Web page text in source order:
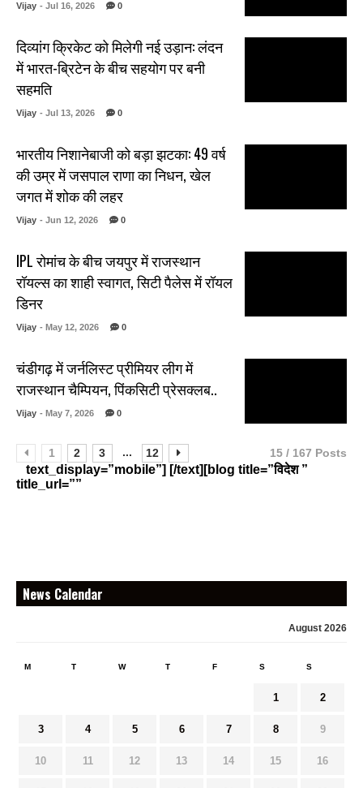
Vijay - Jul 16, 2026 0
दिव्यांग क्रिकेट को मिलेगी नई उड़ान: लंदन
में भारत-ब्रिटेन के बीच सहयोग पर बनी
सहमति
Vijay - Jul 13, 2026 0
भारतीय निशानेबाजी को बड़ा झटका: 49 वर्ष
की उम्र में जसपाल राणा का निधन, खेल
जगत में शोक की लहर
Vijay - Jun 12, 2026 0
IPL रोमांच के बीच जयपुर में राजस्थान
रॉयल्स का शाही स्वागत, सिटी पैलेस में रॉयल
डिनर
Vijay - May 12, 2026 0
चंडीगढ़ में जर्नलिस्ट प्रीमियर लीग में
राजस्थान चैम्पियन, पिंकसिटी प्रेसक्लब..
Vijay - May 7, 2026 0
1 2 3 ... 12 15 / 167 Posts
text_display=”mobile”] [/text][blog title=”विदेश ”
title_url=””
News Calendar
August 2026
M T W T F S S
1 2
3 4 5 6 7 8 9
10 11 12 13 14 15 16